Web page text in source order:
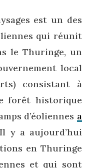
est un des
qui réunit
le Thuringe, un
local
consistant à
forêt historique
d’éoliennes a
y a aujourd’hui
en Thuringe
et qui sont